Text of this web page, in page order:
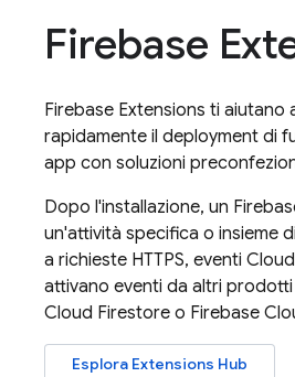
Firebase
Firebase Extensions ti aiutano
rapidamente il deployment di
app con soluzioni
Dopo l'installazione, un
un'attività specifica o insieme
a richieste HTTPS, eventi
attivano eventi da altri
Cloud Firestore o Firebase
Esplora Extensions Hub